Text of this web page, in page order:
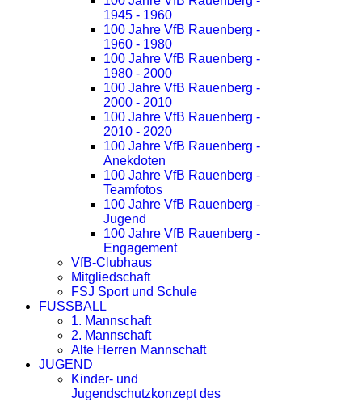
1945 - 1960
100 Jahre VfB Rauenberg -
1960 - 1980
100 Jahre VfB Rauenberg -
1980 - 2000
100 Jahre VfB Rauenberg -
2000 - 2010
100 Jahre VfB Rauenberg -
2010 - 2020
100 Jahre VfB Rauenberg -
Anekdoten
100 Jahre VfB Rauenberg -
Teamfotos
100 Jahre VfB Rauenberg -
Jugend
100 Jahre VfB Rauenberg -
Engagement
VfB-Clubhaus
Mitgliedschaft
FSJ Sport und Schule
FUSSBALL
1. Mannschaft
2. Mannschaft
Alte Herren Mannschaft
JUGEND
Kinder- und
Jugendschutzkonzept des